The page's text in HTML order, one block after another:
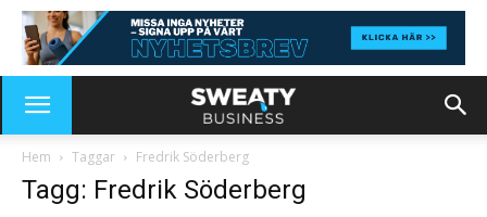
Hem Taggar Fredrik Söderberg
Tagg: Fredrik Söderberg